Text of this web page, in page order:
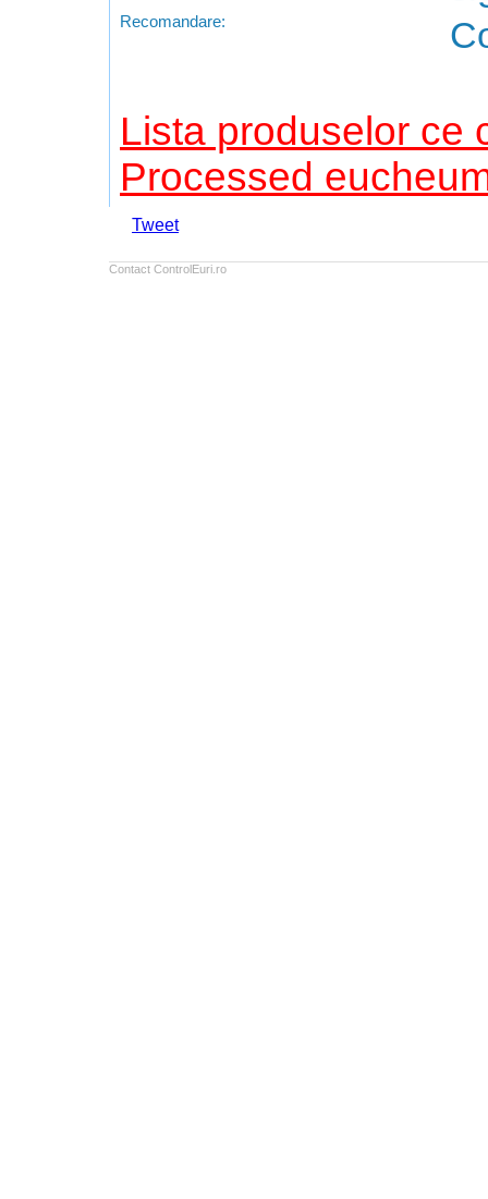
Recomandare:
Lista produselor ce
Processed
Tweet
Contact ControlEuri.ro